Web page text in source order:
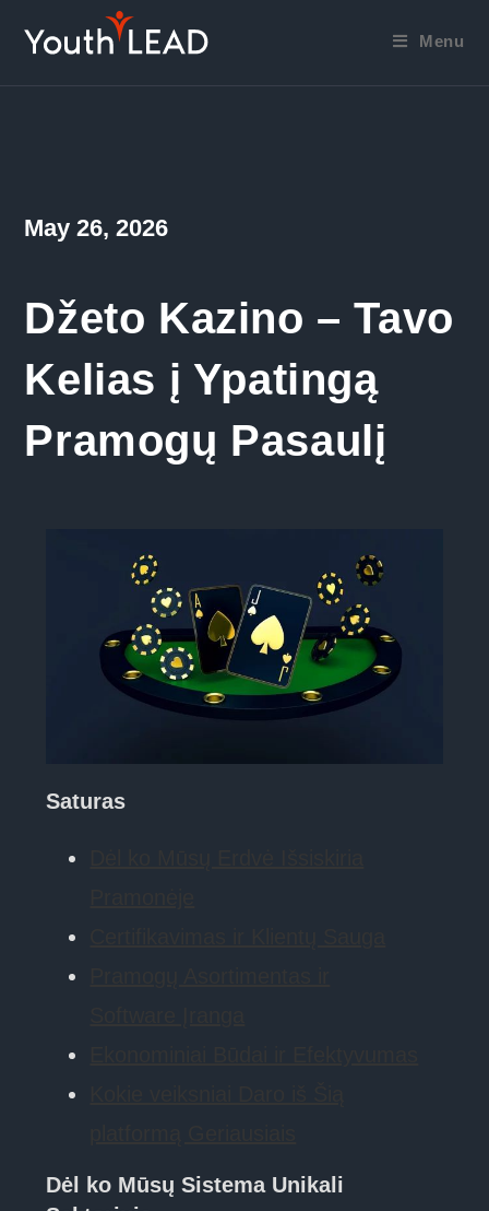
Menu
Post
published:
May 26, 2026
Džeto Kazino – Tavo
Kelias į Ypatingą
Pramogų Pasaulį
Saturas
Dėl ko Mūsų Sistema Unikali